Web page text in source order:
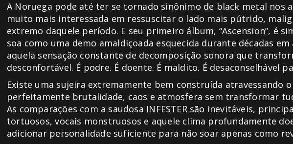
A Noruega pode até ter se tornado sinônimo de black metal nos
muito mais interessada em ressuscitar o lado mais pútrido,
extremo daquele período. E seu primeiro álbum, “Ascension”, é
soa como uma demo amaldiçoada esquecida durante décadas
aquela sensação constante de decomposição sonora que
desconfortável. É podre. É doente. É maldito. É desaconselhável
Existe uma sujeira extremamente bem construída atravessando
perfeitamente brutalidade, caos e atmosfera sem transformar
As comparações com a saudosa INFESTER são inevitáveis,
tortuosos, vocais monstruosos e aquele clima profundamente
adicionar personalidade suficiente para não soar apenas como